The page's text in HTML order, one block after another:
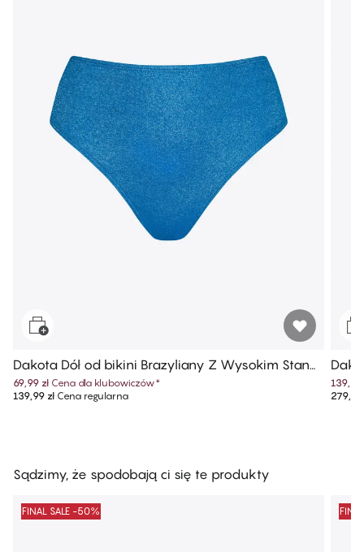
Dakota Dół od bikini Brazyliany Z Wysokim Stane
m
69,99 zł Cena dla klubowiczów*
139,99 złCena regularna
139,99
279,99
Sądzimy, że spodobają ci się te produkty
FINAL SALE -50%